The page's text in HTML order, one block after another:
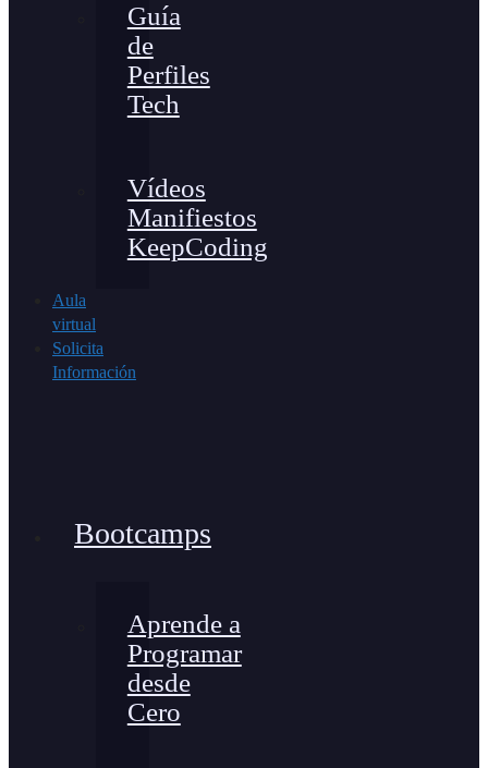
Guía
de
Perfiles
Tech
Vídeos
Manifiestos
KeepCoding
Aula
virtual
Solicita
Información
Bootcamps
Aprende a
Programar
desde
Cero